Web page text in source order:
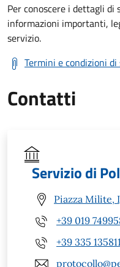
Per conoscere i dettagli
informazioni importanti,
servizio.
Termini e condizioni
Contatti
Servizio di
Piazza Milite,
+39 019
+39 335